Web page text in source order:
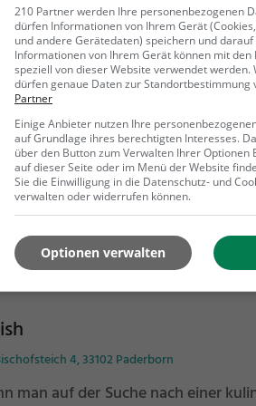
of India
20, 33098 Paderborn
betritt das Spice of India in
in die lebendige Atmosphäre
ist einladend und die Vielfalt
ist beeindruckend. Hier
an indischen, asiatischen,
Gerichten. Ob man sich
oder vegetarische Gerichte
kommt jeder auf seine
Rezepte auf zeitgemäßen
die Welt der exotischen Aromen
Mehr erfahren
4, 33102 Paderborn
man auf der Suche nach einer
210 Partner werden Ihre personenbezogenen
dürfen Informationen von Ihrem Gerät
und andere Gerätedaten) speichern und
Informationen von Ihrem Gerät können mit
speziell von dieser Website verwendet werden.
dürfen genaue Daten zur Standortbestimmung
Partner
Einige Anbieter nutzen Ihre
auf Grundlage ihres berechtigten Interesses.
über den Button zum Verwalten Ihrer Optionen
auf dieser Seite oder im Menü der Website
Sie die Einwilligung in die Datenschutz- und
verwalten oder widerrufen können.
Optionen verwalten